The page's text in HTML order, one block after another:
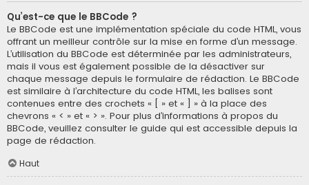
Qu’est-ce que le BBCode ?
Le BBCode est une implémentation spéciale du code HTML, vous
offrant un meilleur contrôle sur la mise en forme d’un message.
L’utilisation du BBCode est déterminée par les administrateurs,
mais il vous est également possible de la désactiver sur
chaque message depuis le formulaire de rédaction. Le BBCode
est similaire à l’architecture du code HTML, les balises sont
contenues entre des crochets « [ » et « ] » à la place des
chevrons « < » et « > ». Pour plus d’informations à propos du
BBCode, veuillez consulter le guide qui est accessible depuis la
page de rédaction.
Haut